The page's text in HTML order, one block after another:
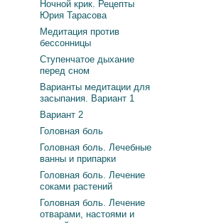
Ночной крик. Рецепты
Юрия Тарасова
Медитация против
бессонницы
Ступенчатое дыхание
перед сном
Варианты медитации для
засыпания. Вариант 1
Вариант 2
Головная боль
Головная боль. Лечебные
ванны и припарки
Головная боль. Лечение
соками растений
Головная боль. Лечение
отварами, настоями и